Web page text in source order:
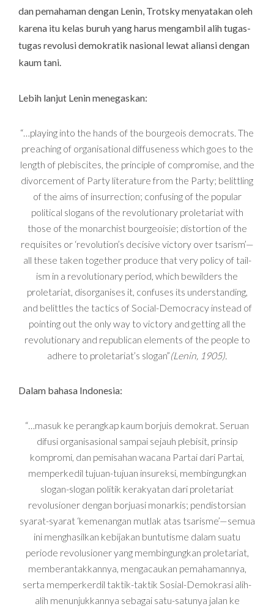
dan pemahaman dengan Lenin, Trotsky menyatakan oleh
karena itu kelas buruh yang harus mengambil alih tugas-
tugas revolusi demokratik nasional lewat aliansi dengan
kaum tani.
Lebih lanjut Lenin menegaskan:
“…playing into the hands of the bourgeois democrats. The
preaching of organisational diffuseness which goes to the
length of plebiscites, the principle of compromise, and the
divorcement of Party literature from the Party; belittling
of the aims of insurrection; confusing of the popular
political slogans of the revolutionary proletariat with
those of the monarchist bourgeoisie; distortion of the
requisites or ‘revolution’s decisive victory over tsarism’—
all these taken together produce that very policy of tail-
ism in a revolutionary period, which bewilders the
proletariat, disorganises it, confuses its understanding,
and belittles the tactics of Social-Democracy instead of
pointing out the only way to victory and getting all the
revolutionary and republican elements of the people to
adhere to proletariat’s slogan”(Lenin, 1905).
Dalam bahasa Indonesia:
“
masuk ke perangkap kaum borjuis demokrat. Seruan
difusi organisasional sampai sejauh plebisit, prinsip
kompromi, dan pemisahan wacana Partai dari Partai,
memperkedil tujuan-tujuan insureksi, membingungkan
slogan-slogan politik kerakyatan dari proletariat
revolusioner dengan borjuasi monarkis; pendistorsian
syarat-syarat ‘kemenangan mutlak atas tsarisme’—semua
ini menghasilkan kebijakan buntutisme dalam suatu
periode revolusioner yang membingungkan proletariat,
memberantakkannya, mengacaukan pemahamannya,
serta memperkerdil taktik-taktik Sosial-Demokrasi alih-
alih menunjukkannya sebagai satu-satunya jalan ke